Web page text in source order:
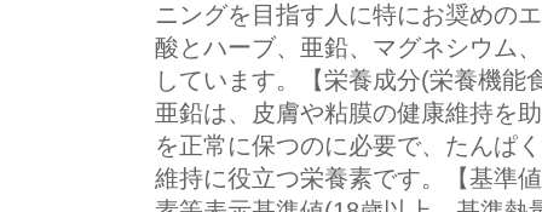
ニングを目指す人に特にお奨めの
酸とハーブ、亜鉛、マグネシウム
しています。【栄養成分(栄養機
亜鉛は、皮膚や粘膜の健康維持を
を正常に保つのに必要で、たんぱ
維持に役立つ栄養素です。【基準